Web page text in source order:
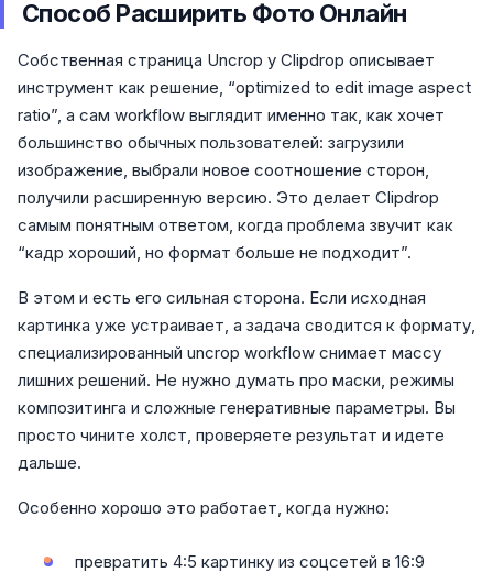
Способ Расширить Фото Онлайн
Собственная страница Uncrop у Clipdrop описывает
инструмент как решение, “optimized to edit image aspect
ratio”, а сам workflow выглядит именно так, как хочет
большинство обычных пользователей: загрузили
изображение, выбрали новое соотношение сторон,
получили расширенную версию. Это делает Clipdrop
самым понятным ответом, когда проблема звучит как
“кадр хороший, но формат больше не подходит”.
В этом и есть его сильная сторона. Если исходная
картинка уже устраивает, а задача сводится к формату,
специализированный uncrop workflow снимает массу
лишних решений. Не нужно думать про маски, режимы
композитинга и сложные генеративные параметры. Вы
просто чините холст, проверяете результат и идете
дальше.
Особенно хорошо это работает, когда нужно:
превратить 4:5 картинку из соцсетей в 16:9